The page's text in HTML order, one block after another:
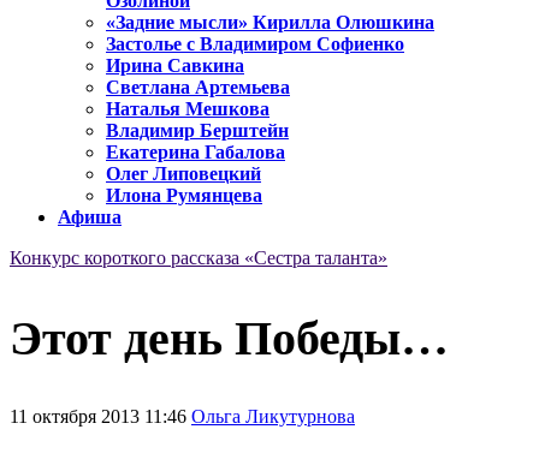
«Задние мысли» Кирилла Олюшкина
Застолье с Владимиром Софиенко
Ирина Савкина
Светлана Артемьева
Наталья Мешкова
Владимир Берштейн
Екатерина Габалова
Олег Липовецкий
Илона Румянцева
Афиша
Конкурс короткого рассказа «Сестра таланта»
Этот день Победы…
11 октября 2013 11:46 Ольга Ликутурнова